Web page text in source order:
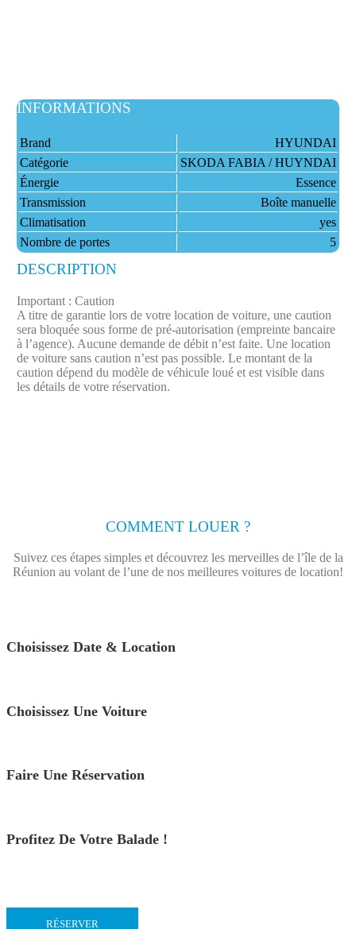
INFORMATIONS
Brand
HYUNDAI
Catégorie
SKODA FABIA / HUYNDAI
Énergie
Essence
Transmission
Boîte manuelle
Climatisation
yes
Nombre de portes
5
DESCRIPTION
Important : Caution
A titre de garantie lors de votre location de voiture, une caution
sera bloquée sous forme de pré-autorisation (empreinte bancaire
à l’agence). Aucune demande de débit n’est faite.​ Une location
de voiture sans caution n’est pas possible. Le montant de la
caution dépend du modèle de véhicule loué et est visible dans
les détails de votre réservation.
COMMENT LOUER ?
Suivez ces étapes simples et découvrez les merveilles de l’île de la
Réunion au volant de l’une de nos meilleures voitures de location!
Choisissez Date & Location
Choisissez Une Voiture
Faire Une Réservation
Profitez De Votre Balade !
RÉSERVER